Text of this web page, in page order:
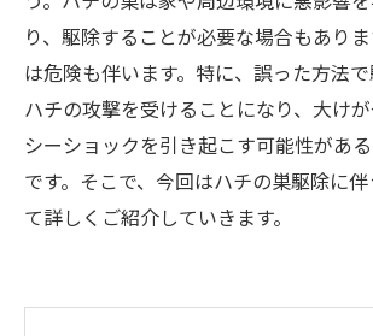
り、駆除することが必要な場合もあり
は危険も伴います。特に、誤った方法で
ハチの攻撃を受けることになり、大け
シーショックを引き起こす可能性があ
です。そこで、今回はハチの巣駆除に
て詳しくご紹介していきます。